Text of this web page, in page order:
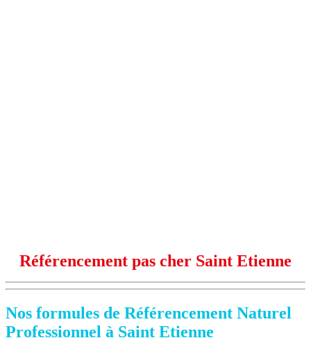
Référencement pas cher Saint Etienne
Nos formules de Référencement Naturel
Professionnel à Saint Etienne